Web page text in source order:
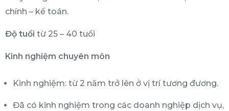
chính – kế toán.
Độ tuổi từ 25 – 40 tuổi
Kinh nghiệm chuyên môn
Kinh nghiệm: từ 2 năm trở lên ở vị trí tương đương.
Đã có kinh nghiệm trong các doanh nghiệp dịch vụ,